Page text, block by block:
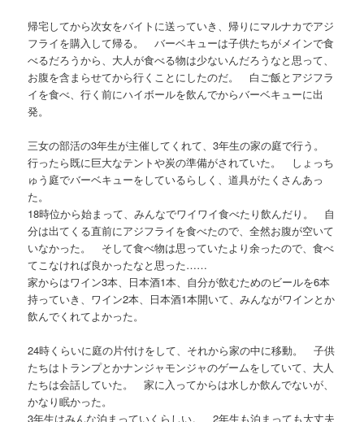
帰宅してから次女をバイトに送っていき、帰りにマルナカでアジ
フライを購入して帰る。 バーベキューは子供たちがメインで食
べるだろうから、大人が食べる物は少ないんだろうなと思って、
お腹を含まらせてから行くことにしたのだ。 白ご飯とアジフラ
イを食べ、行く前にハイボールを飲んでからバーベキューに出
発。
三女の部活の3年生が主催してくれて、3年生の家の庭で行う。
行ったら既に巨大なテントや炭の準備がされていた。 しょっち
ゅう庭でバーベキューをしているらしく、道具がたくさんあっ
た。
18時位から始まって、みんなでワイワイ食べたり飲んだり。 自
分は出てくる直前にアジフライを食べたので、全然お腹が空いて
いなかった。 そして食べ物は思っていたより余ったので、食べ
てこなければ良かったなと思った……
家からはワイン3本、日本酒1本、自分が飲むためのビールを6本
持っていき、ワイン2本、日本酒1本開いて、みんながワインとか
飲んでくれてよかった。
24時くらいに庭の片付けをして、それから家の中に移動。 子供
たちはトランプとかナンジャモンジャのゲームをしていて、大人
たちは会話していた。 家に入ってからは水しか飲んでないが、
かなり眠かった。
3年生はみんな泊まっていくらしい。 2年生も泊まっても大丈夫